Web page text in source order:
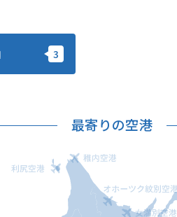
動画ライブラリー
お問い合わせ
Languages
最寄りの空港